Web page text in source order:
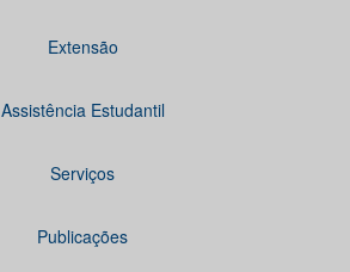
Extensão
Assistência Estudantil
Serviços
Publicações